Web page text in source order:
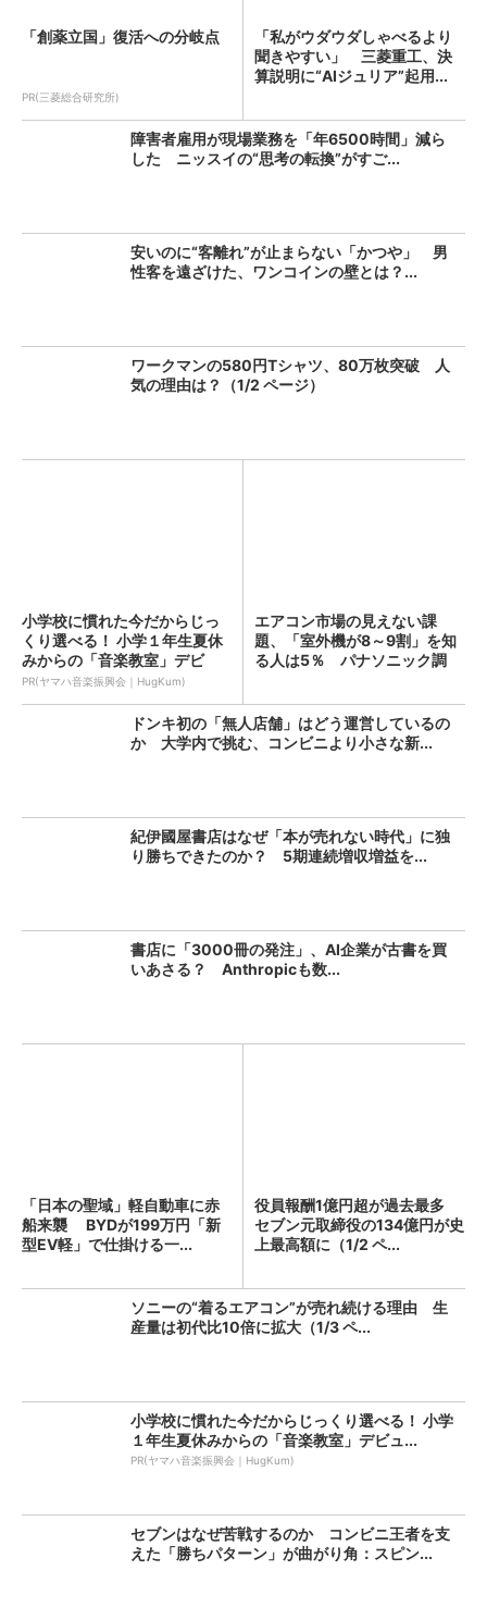
「創薬立国」復活への分岐点
PR(三菱総合研究所)
「私がウダウダしゃべるより
聞きやすい」 三菱重工、決
算説明に“AIジュリア”起用...
障害者雇用が現場業務を「年6500時間」減ら
した ニッスイの“思考の転換”がすご...
安いのに“客離れ”が止まらない「かつや」 男
性客を遠ざけた、ワンコインの壁とは？...
ワークマンの580円Tシャツ、80万枚突破 人
気の理由は？（1/2 ページ）
小学校に慣れた今だからじっ
くり選べる！ 小学１年生夏休
みからの「音楽教室」デビ
ュ...
PR(ヤマハ音楽振興会｜HugKum)
エアコン市場の見えない課
題、「室外機が8～9割」を知
る人は5％ パナソニック調
ドンキ初の「無人店舗」はどう運営しているの
か 大学内で挑む、コンビニより小さな新...
紀伊國屋書店はなぜ「本が売れない時代」に独
り勝ちできたのか？ 5期連続増収増益を...
書店に「3000冊の発注」、AI企業が古書を買
いあさる？ Anthropicも数...
「日本の聖域」軽自動車に赤
船来襲 BYDが199万円「新
型EV軽」で仕掛ける一...
役員報酬1億円超が過去最多
セブン元取締役の134億円が史
上最高額に（1/2 ペ...
ソニーの“着るエアコン”が売れ続ける理由 生
産量は初代比10倍に拡大（1/3 ペ...
小学校に慣れた今だからじっくり選べる！ 小学
１年生夏休みからの「音楽教室」デビュ...
PR(ヤマハ音楽振興会｜HugKum)
セブンはなぜ苦戦するのか コンビニ王者を支
えた「勝ちパターン」が曲がり角：スピン...